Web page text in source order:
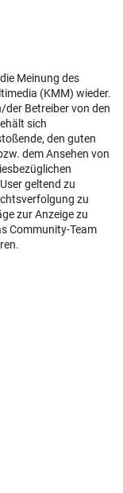
Meinung des
(KMM) wieder.
Betreiber von den
sich
den guten
dem Ansehen von
geltend zu
zu
zur Anzeige zu
Community-Team